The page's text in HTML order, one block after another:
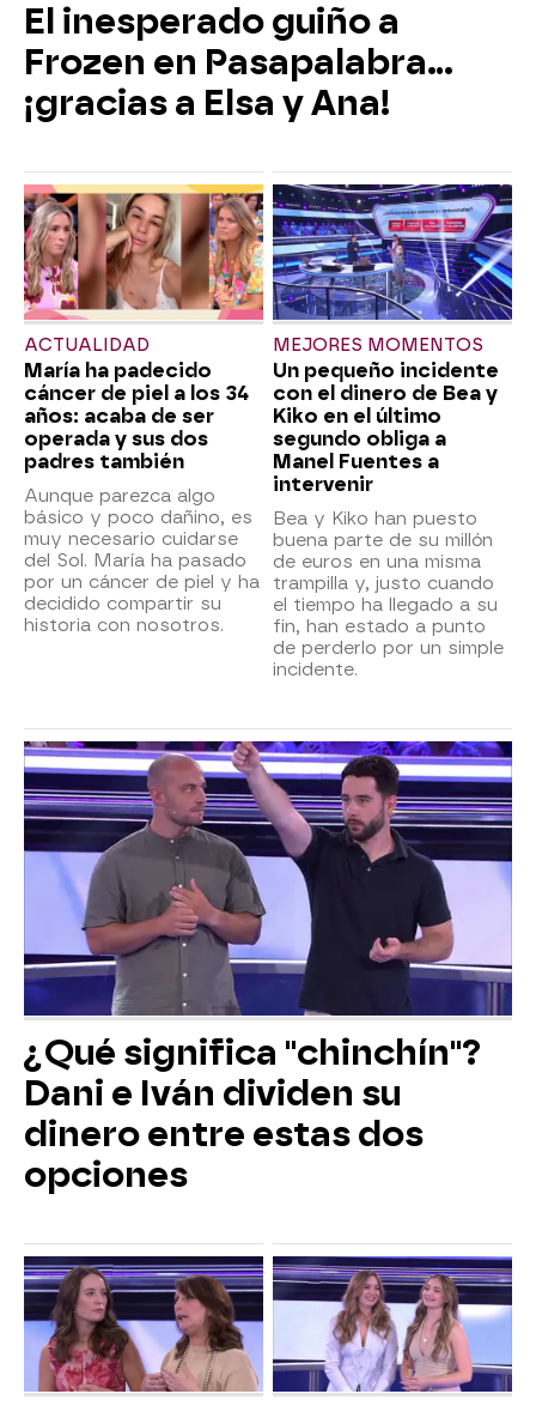
El inesperado guiño a
Frozen en Pasapalabra…
¡gracias a Elsa y Ana!
ACTUALIDAD
María ha padecido
cáncer de piel a los 34
años: acaba de ser
operada y sus dos
padres también
Aunque parezca algo
básico y poco dañino, es
muy necesario cuidarse
del Sol. María ha pasado
por un cáncer de piel y ha
decidido compartir su
historia con nosotros.
MEJORES MOMENTOS
Un pequeño incidente
con el dinero de Bea y
Kiko en el último
segundo obliga a
Manel Fuentes a
intervenir
Bea y Kiko han puesto
buena parte de su millón
de euros en una misma
trampilla y, justo cuando
el tiempo ha llegado a su
fin, han estado a punto
de perderlo por un simple
incidente.
¿Qué significa "chinchín"?
Dani e Iván dividen su
dinero entre estas dos
opciones